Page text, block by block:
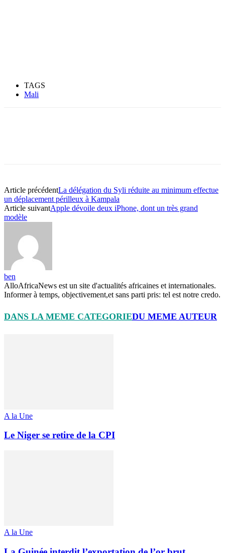
TAGS
Mali
Article précédentLa délégation du Syli réduite au minimum effectue
un déplacement périlleux à Kampala
Article suivantApple dévoile deux iPhone, dont un très grand
modèle
ben
AlloAfricaNews est un site d'actualités africaines et internationales.
Informer à temps, objectivement,et sans parti pris: tel est notre credo.
DANS LA MEME CATEGORIEDU MEME AUTEUR
A la Une
Le Niger se retire de la CPI
A la Une